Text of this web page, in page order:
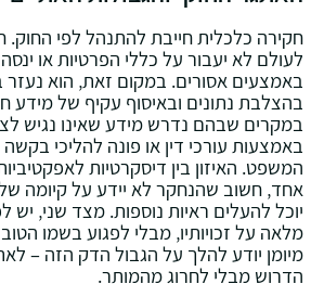
חקירה כלכלית חייבת להתנהל לפי החוק.
לעולם לא יעבור על כללי הפרטיות או
באמצעים אסורים. במקום זאת‚ הוא נעזר
בהצלבת נתונים ובאיסוף עקיף של מידע
במקרים שבהם נדרש מידע שאינו נגיש
באמצעות עורכי דין או פונה להליכי
המשפט. האיזון בין דיסקרטיות
אחד‚ חשוב שהנחקר לא יידע על קיומה
יוכל להעלים ראיות נוספות. מצד שני‚ יש
מלאה על זכויותיו‚ מבלי לפגוע בשמו
מיומן יודע להלך על הגבול הדק הזה –
הדרוש מבלי לחרוג מהמותר.